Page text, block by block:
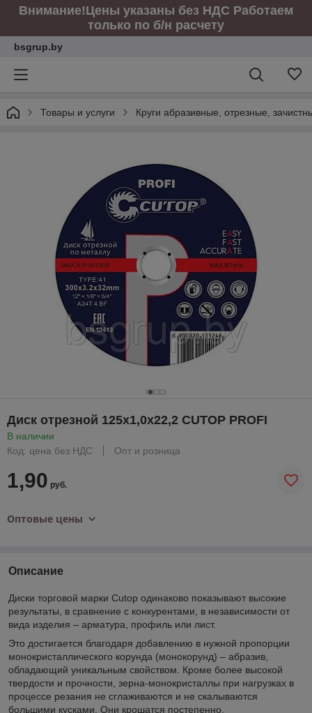
Внимание!Цены указаны без НДС Работаем
только по б/н расчету
bsgrup.by
Товары и услуги Круги абразивные, отрезные,
Диск отрезной 125х1,0х22,2 CUTOP PROFI
В наличии
Код: цена без НДС
Опт и розница
1,90 руб.
Оптовые цены
Описание
Диски торговой марки Cutop одинаково показывают высокие
результаты, в сравнение с конкурентами, в независимости от
вида изделия – арматура, профиль или лист.
Это достигается благодаря добавлению в нужной пропорции
монокристаллического корунда (монокорунд) – абразив,
обладающий уникальным свойством. Кроме более высокой
твердости и прочности, зерна-монокристаллы при нагрузках в
процессе резания не сглаживаются и не скалываются
большими кусками. Они крошатся постепенно,